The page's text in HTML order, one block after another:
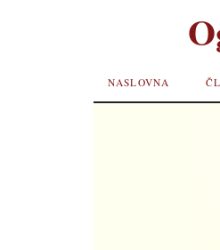
SKIP TO
NASLOVNA